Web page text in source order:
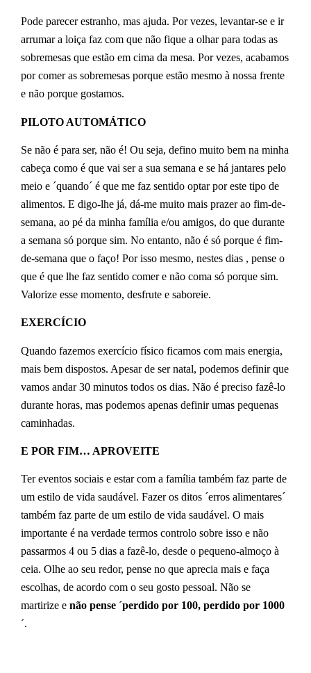
Pode parecer estranho, mas ajuda. Por vezes, levantar-se e ir
arrumar a loiça faz com que não fique a olhar para todas as
sobremesas que estão em cima da mesa. Por vezes, acabamos
por comer as sobremesas porque estão mesmo à nossa frente
e não porque gostamos.
PILOTO AUTOMÁTICO
Se não é para ser, não é! Ou seja, defino muito bem na minha
cabeça como é que vai ser a sua semana e se há jantares pelo
meio e ´quando´ é que me faz sentido optar por este tipo de
alimentos. E digo-lhe já, dá-me muito mais prazer ao fim-de-
semana, ao pé da minha família e/ou amigos, do que durante
a semana só porque sim. No entanto, não é só porque é fim-
de-semana que o faço! Por isso mesmo, nestes dias , pense o
que é que lhe faz sentido comer e não coma só porque sim.
Valorize esse momento, desfrute e saboreie.
EXERCÍCIO
Quando fazemos exercício físico ficamos com mais energia,
mais bem dispostos. Apesar de ser natal, podemos definir que
vamos andar 30 minutos todos os dias. Não é preciso fazê-lo
durante horas, mas podemos apenas definir umas pequenas
caminhadas.
E POR FIM… APROVEITE
Ter eventos sociais e estar com a família também faz parte de
um estilo de vida saudável. Fazer os ditos ´erros alimentares´
também faz parte de um estilo de vida saudável. O mais
importante é na verdade termos controlo sobre isso e não
passarmos 4 ou 5 dias a fazê-lo, desde o pequeno-almoço à
ceia. Olhe ao seu redor, pense no que aprecia mais e faça
escolhas, de acordo com o seu gosto pessoal. Não se
martirize e não pense ´perdido por 100, perdido por 1000
´.